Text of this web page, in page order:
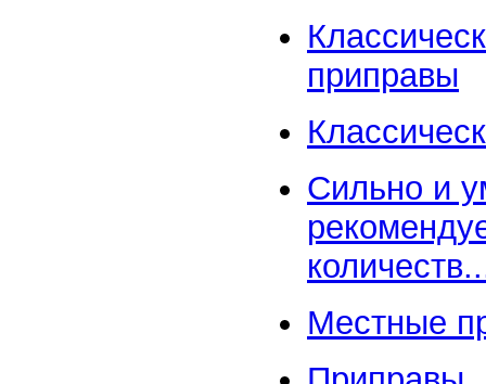
приправы
Сильно и
Местные